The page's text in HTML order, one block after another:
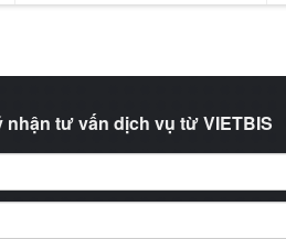
tư vấn dịch vụ từ VIETBIS